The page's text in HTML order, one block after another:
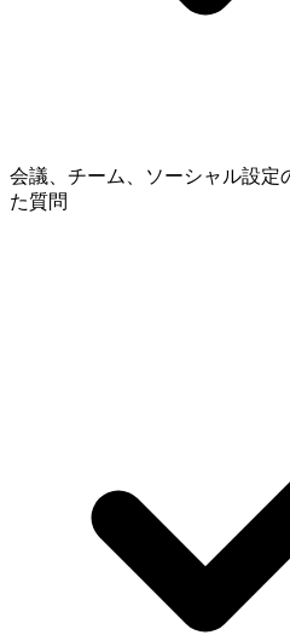
会議、チーム、ソーシャル設定
た質問